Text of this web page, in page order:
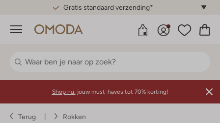
Gratis standaard verzending*
Menu
Shop nu: jouw must-haves tot 70% korting!
Terug Rokken